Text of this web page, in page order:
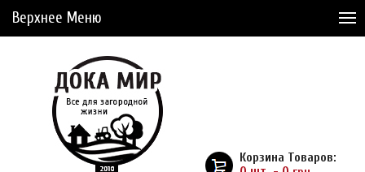
Верхнее Меню
Доставка и Оплата
Рассрочка
Корзина Товаров: